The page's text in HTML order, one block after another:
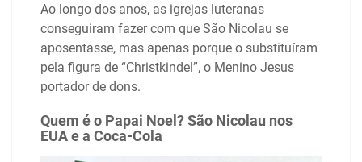
Ao longo dos anos, as igrejas luteranas
conseguiram fazer com que São Nicolau se
aposentasse, mas apenas porque o substituíram
pela figura de “Christkindel”, o Menino Jesus
portador de dons.
Quem é o Papai Noel? São Nicolau nos
EUA e a Coca-Cola